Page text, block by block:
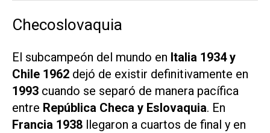
Checoslovaquia
El subcampeón del mundo en Italia 1934 y
Chile 1962 dejó de existir definitivamente en
1993 cuando se separó de manera pacífica
entre República Checa y Eslovaquia. En
Francia 1938 llegaron a cuartos de final y en